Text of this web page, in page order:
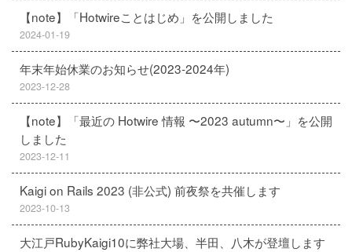
【note】「Hotwireことはじめ」を公開しました
2024-01-19
年末年始休業のお知らせ(2023-2024年)
2023-12-28
【note】「最近の Hotwire 情報 〜2023 autumn〜」を公開
しました
2023-12-11
Kaigi on Rails 2023 (非公式) 前夜祭を共催します
2023-10-13
大江戸RubyKaigi10に弊社大場、半田、八木が登壇します